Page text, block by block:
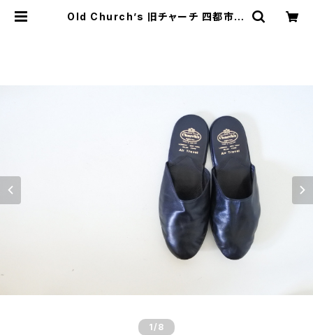
Old Church’s 旧チャーチ 四都市 A
1 /8